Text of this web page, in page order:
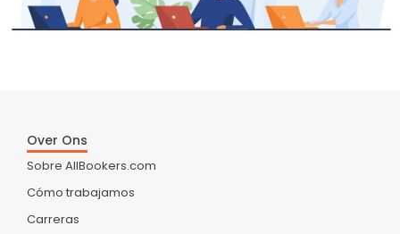
Over Ons
Sobre AllBookers.com
Cómo trabajamos
Carreras